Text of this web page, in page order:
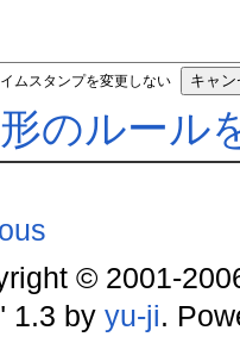
ムスタンプを変更しない
のルール
© 2001-
1.3 by yu-ji.